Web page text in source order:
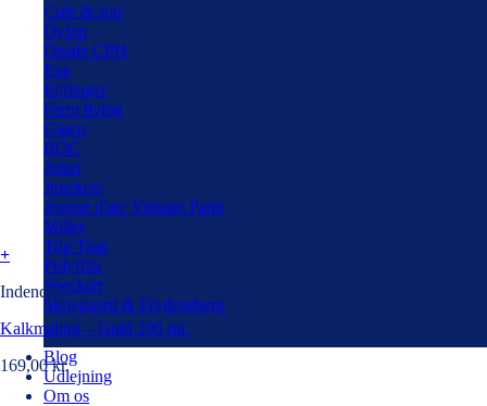
Cole & son
Dylon
Detale CPH
Ege
Eijfenger
Ferm living
Gjøco
ROC
Jotun
Junckers
Jeanne d'arc Vintage Paint
Miller
Trip Trap
Polyfilla
Speckter
Skovgaard & Frydensberg
Blog
Udlejning
Om os
+
Indendørs
Kalkmaling – Guld 200 ml.
169,00kr.